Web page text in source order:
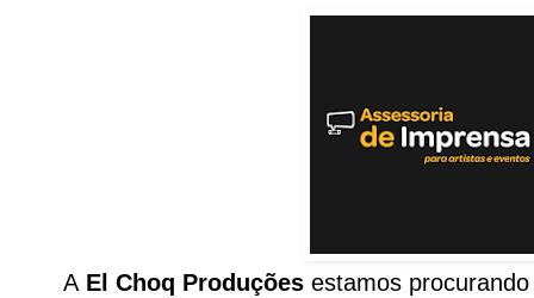
A El Choq Produções estamos